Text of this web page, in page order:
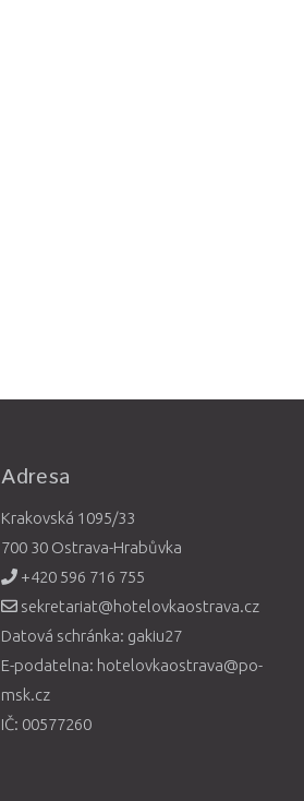
Adresa
Krakovská 1095/33
700 30 Ostrava-Hrabůvka
+420 596 716 755
sekretariat@hotelovkaostrava.cz
Datová schránka: gakiu27
E-podatelna: hotelovkaostrava@po-
msk.cz
IČ: 00577260